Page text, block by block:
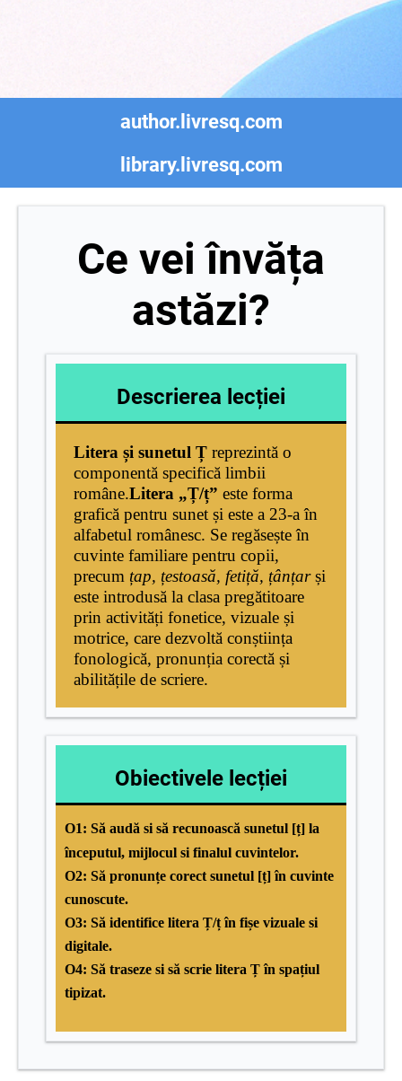
author.livresq.com
library.livresq.com
Ce vei învăța
astăzi?
Descrierea lecției
Litera și sunetul Ț reprezintă o
componentă specifică limbii
române.Litera „Ț/ț” este forma
grafică pentru sunet și este a 23-a în
alfabetul românesc. Se regăsește în
cuvinte familiare pentru copii,
precum țap, țestoasă, fetiță, țânțarși
este introdusă la clasa pregătitoare
prin activități fonetice, vizuale și
motrice, care dezvoltă conștiința
fonologică, pronunția corectă și
abilitățile de scriere.
Obiectivele lecției
O1: Să audă si să recunoască sunetul [ț] la
începutul, mijlocul si finalul cuvintelor.
O2: Să pronunțe corect sunetul [ț] în cuvinte
cunoscute.
O3: Să identifice litera Ț/ț în fișe vizuale si
digitale.
O4: Să traseze si să scrie litera Ț în spațiul
tipizat.